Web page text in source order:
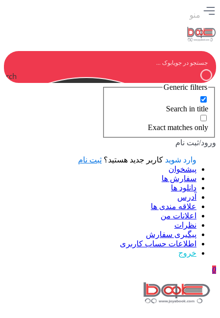
منو
Generic filters
Search in title
Exact matches only
ورود/ثبت نام
وارد شوید کاربر جدید هستید؟ ثبت نام
پیشخوان
سفارش ها
دانلود ها
آدرس
علاقه مندی ها
اعلانات من
نظرات
پیگیری سفارش
اطلاعات حساب كاربری
خروج
0